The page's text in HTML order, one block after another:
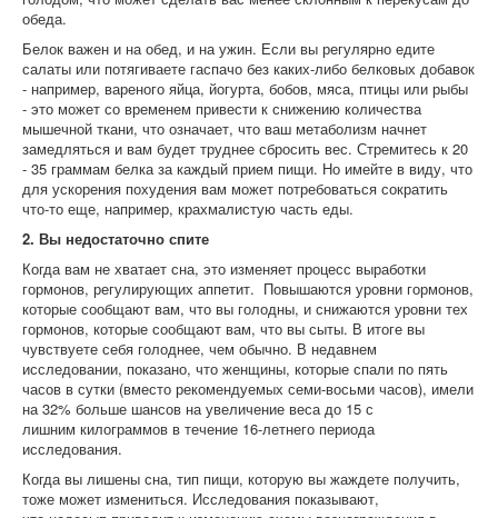
обеда.
Белок важен и на обед, и на ужин. Если вы регулярно едите
салаты или потягиваете гаспачо без каких-либо белковых добавок
- например, вареного яйца, йогурта, бобов, мяса, птицы или рыбы
- это может со временем привести к снижению количества
мышечной ткани, что означает, что ваш метаболизм начнет
замедляться и вам будет труднее сбросить вес. Стремитесь к 20
- 35 граммам белка за каждый прием пищи. Но имейте в виду, что
для ускорения похудения вам может потребоваться сократить
что-то еще, например, крахмалистую часть еды.
2. Вы недостаточно спите
Когда вам не хватает сна, это изменяет процесс выработки
гормонов, регулирующих аппетит. Повышаются уровни гормонов,
которые сообщают вам, что вы голодны, и снижаются уровни тех
гормонов, которые сообщают вам, что вы сыты. В итоге вы
чувствуете себя голоднее, чем обычно. В недавнем
исследовании, показано, что женщины, которые спали по пять
часов в сутки (вместо рекомендуемых семи-восьми часов), имели
на 32% больше шансов на увеличение веса до 15 с
лишним килограммов в течение 16-летнего периода
исследования.
Когда вы лишены сна, тип пищи, которую вы жаждете получить,
тоже может измениться. Исследования показывают,